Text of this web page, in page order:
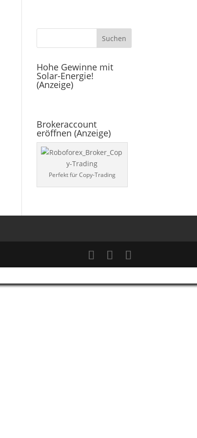
Hohe Gewinne mit
Solar-Energie!
(Anzeige)
Brokeraccount
eröffnen (Anzeige)
Perfekt für Copy-Trading